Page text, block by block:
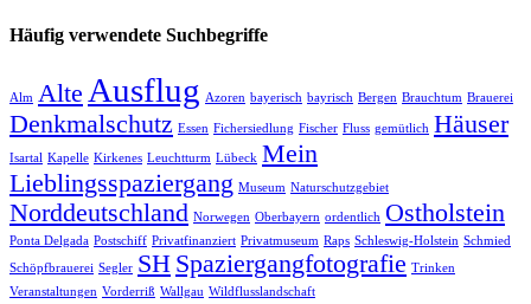
Häufig verwendete Suchbegriffe
Alm Alte Ausflug Azoren bayerisch bayrisch Bergen Brauchtum Brauerei
Denkmalschutz Essen Fichersiedlung Fischer Fluss gemütlich Häuser
Isartal Kapelle Kirkenes Leuchtturm Lübeck Mein
Lieblingsspaziergang Museum Naturschutzgebiet
Norddeutschland Norwegen Oberbayern ordentlich Ostholstein
Ponta Delgada Postschiff Privatfinanziert Privatmuseum Raps Schleswig-Holstein Schmied
Schöpfbrauerei Segler SH Spaziergangfotografie Trinken
Veranstaltungen Vorderriß Wallgau Wildflusslandschaft